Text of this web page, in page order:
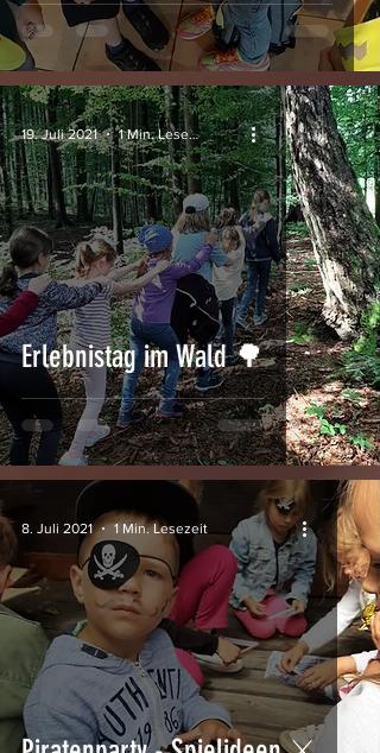
Erlebnistag im Wald 🌳
19. Juli 2021 1 Min. Lesezeit
8. Juli 2021 1 Min. Lesezeit